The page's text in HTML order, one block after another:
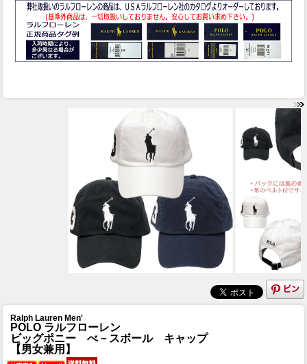
Ralph Lauren Men'
POLO ラルフローレン
ビッグポニー べ－スボール キャップ
【男女兼用】